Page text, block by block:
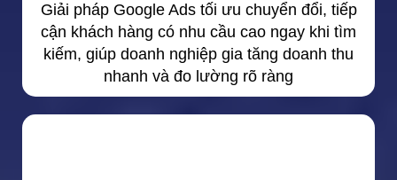
Giải pháp Google Ads tối ưu chuyển đổi, tiếp
cận khách hàng có nhu cầu cao ngay khi tìm
kiếm, giúp doanh nghiệp gia tăng doanh thu
nhanh và đo lường rõ ràng